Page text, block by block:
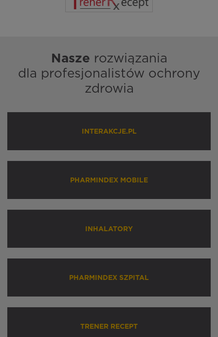
Nasze rozwiązania
dla profesjonalistów ochrony
zdrowia
INTERAKCJE.PL
PHARMINDEX MOBILE
INHALATORY
PHARMINDEX SZPITAL
TRENER RECEPT